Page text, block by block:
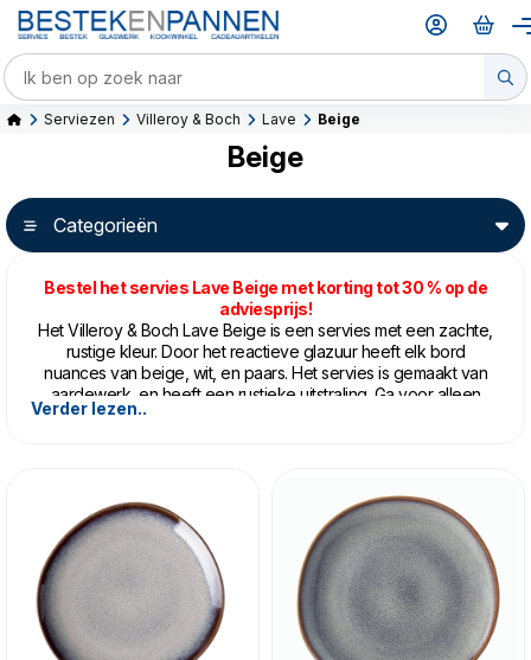
Serviezen Villeroy & Boch Lave Beige
Beige
Categorieën
Bestel het servies Lave Beige met korting tot 30 % op de
adviesprijs!
Het Villeroy & Boch Lave Beige is een servies met een zachte,
rustige kleur. Door het reactieve glazuur heeft elk bord
nuances van beige, wit, en paars. Het servies is gemaakt van
aardewerk, en heeft een rustieke uitstraling. Ga voor alleen
dinerborden en diepe borden voor het diner, of kies een
Het servies mag in de vaatwasser en magnetron.
Verder lezen..